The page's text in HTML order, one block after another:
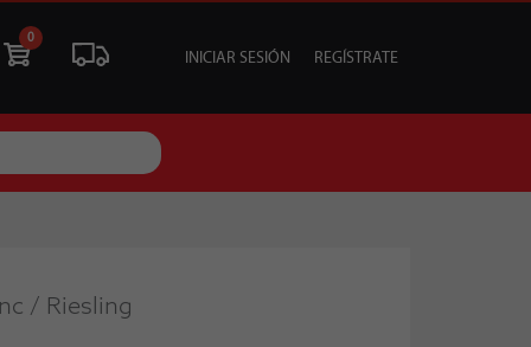
TU EVENTO
0
INICIAR SESIÓN REGÍSTRATE
/ Riesling